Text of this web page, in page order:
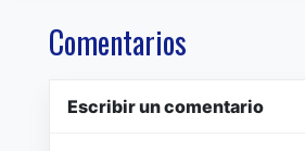
Comentarios
Escribir un comentario